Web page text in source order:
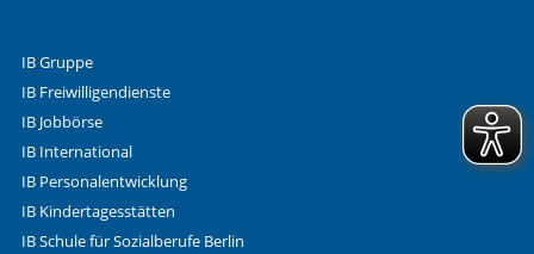
IB Gruppe
IB Freiwilligendienste
IB Jobbörse
IB International
IB Personalentwicklung
IB Kindertagesstätten
IB Schule für Sozialberufe Berlin